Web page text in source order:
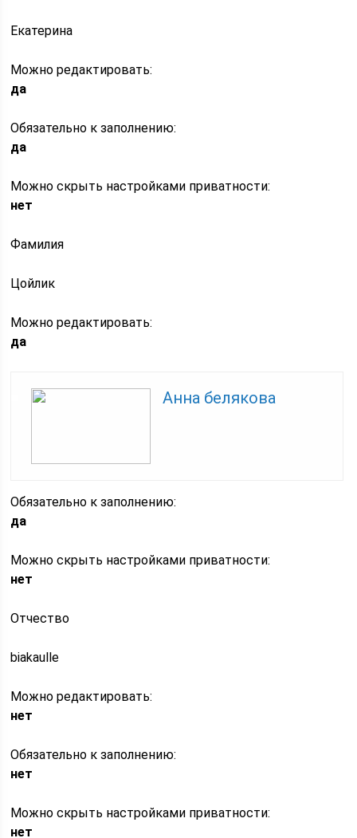
Екатерина
Можно редактировать:
да
Обязательно к заполнению:
да
Можно скрыть настройками приватности:
нет
Фамилия
Цойлик
Можно редактировать:
да
Анна белякова
Обязательно к заполнению:
да
Можно скрыть настройками приватности:
нет
Отчество
biakaulle
Можно редактировать:
нет
Обязательно к заполнению:
нет
Можно скрыть настройками приватности:
нет